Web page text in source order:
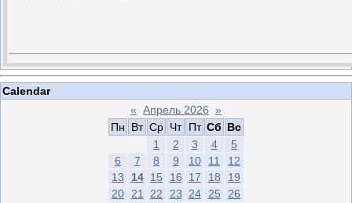
Calendar
« Апрель 2026 »
Пн
Вт Ср Чт Пт Сб Вс
1
2 3 4
5
6
7 8 9 10 11
12
13
14 15 16 17 18
19
20
21 22 23 24 25
26